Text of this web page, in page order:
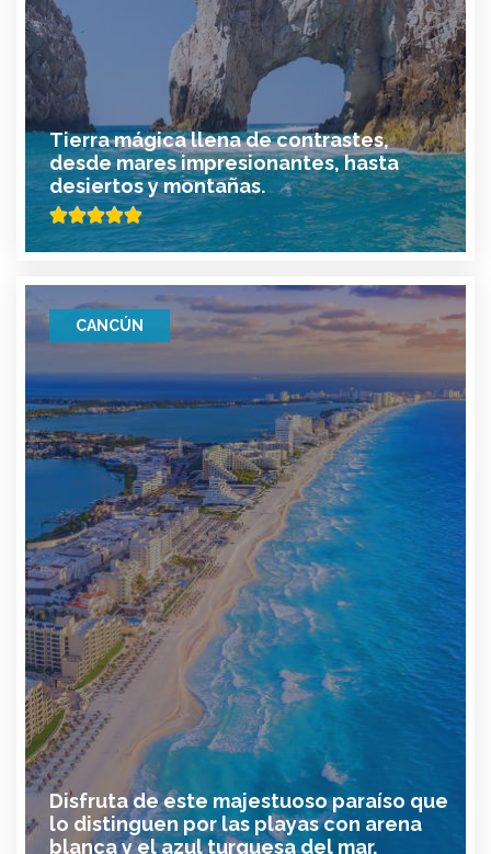
Tierra mágica llena de contrastes,
desde mares impresionantes, hasta
desiertos y montañas.
CANCÚN
Disfruta de este majestuoso paraíso que
lo distinguen por las playas con arena
blanca y el azul turquesa del mar.